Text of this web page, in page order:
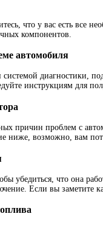
что у вас есть все
компонентов.
автомобиля
диагностики,
инструкциям для
причин проблем с
ниже, возможно, вам
убедиться, что она
Если вы заметите